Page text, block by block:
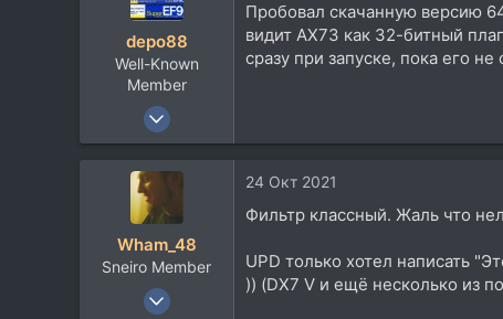
rmmedia.ru
depo88
Well-Known
Member
27 Авг 2007
1.432
Пробовал cкачанную версию
видит AX73 как 32-битный
сразу при запуске, пока его
Wham_48
Sneiro Member
15 Дек 2006
24 Окт 2021
Фильтр классный. Жаль что
UPD только хотел написать
)) (DX7 V и ещё несколько из